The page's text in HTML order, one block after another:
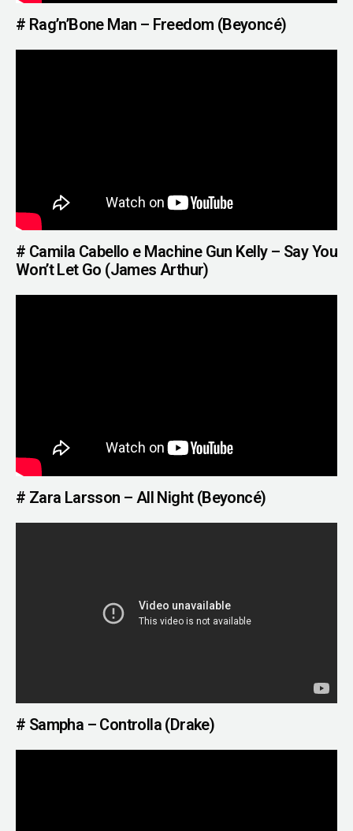
# Rag’n’Bone Man – Freedom (Beyoncé)
# Camila Cabello e Machine Gun Kelly – Say You
Won’t Let Go (James Arthur)
# Zara Larsson – All Night (Beyoncé)
# Sampha – Controlla (Drake)